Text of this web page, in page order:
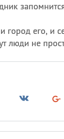
город его, и
люди не